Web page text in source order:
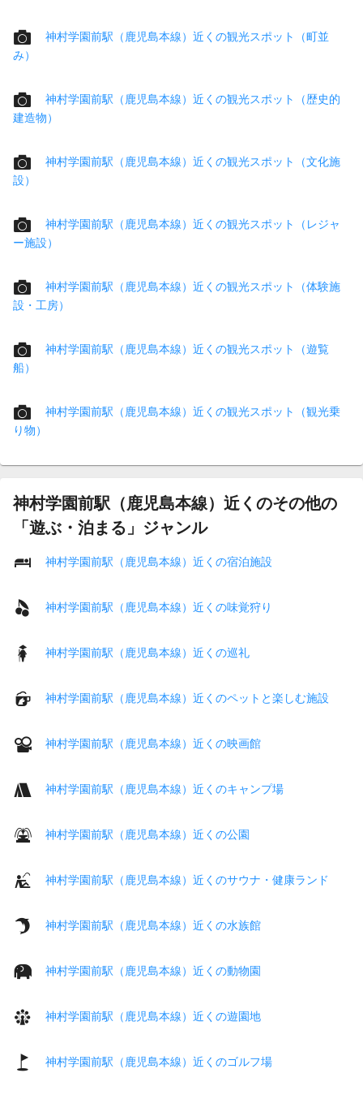
神村学園前駅（鹿児島本線）近くの観光スポット（町並
み）
神村学園前駅（鹿児島本線）近くの観光スポット（歴史的
建造物）
神村学園前駅（鹿児島本線）近くの観光スポット（文化施
設）
神村学園前駅（鹿児島本線）近くの観光スポット（レジャ
ー施設）
神村学園前駅（鹿児島本線）近くの観光スポット（体験施
設・工房）
神村学園前駅（鹿児島本線）近くの観光スポット（遊覧
船）
神村学園前駅（鹿児島本線）近くの観光スポット（観光乗
り物）
神村学園前駅（鹿児島本線）近くのその他の
「遊ぶ・泊まる」ジャンル
神村学園前駅（鹿児島本線）近くの宿泊施設
神村学園前駅（鹿児島本線）近くの味覚狩り
神村学園前駅（鹿児島本線）近くの巡礼
神村学園前駅（鹿児島本線）近くのペットと楽しむ施設
神村学園前駅（鹿児島本線）近くの映画館
神村学園前駅（鹿児島本線）近くのキャンプ場
神村学園前駅（鹿児島本線）近くの公園
神村学園前駅（鹿児島本線）近くのサウナ・健康ランド
神村学園前駅（鹿児島本線）近くの水族館
神村学園前駅（鹿児島本線）近くの動物園
神村学園前駅（鹿児島本線）近くの遊園地
神村学園前駅（鹿児島本線）近くのゴルフ場